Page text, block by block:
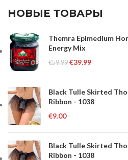
НОВЫЕ ТОВАРЫ
Themra Epimedium
Energy Mix
€59.99 €39.99
Black Tulle Skirted
Ribbon - 1038
€9.00
Black Tulle Skirted
Ribbon - 1038